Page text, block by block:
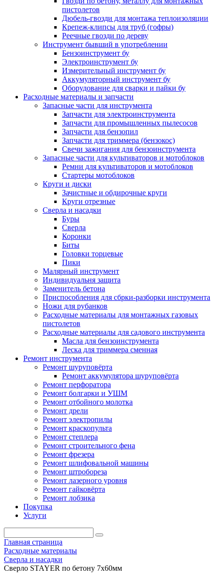
пистолетов
Дюбель-гвозди для монтажа теплоизоляции
Крепеж-клипсы для труб (гофры)
Реечные гвозди по дереву
Инструмент бывший в употреблении
Бензоинструмент бу
Электроинструмент бу
Измерительный инструмент бу
Аккумуляторный инструмент бу
Оборудование для сварки и пайки бу
Расходные материалы и запчасти
Запасные части для инструмента
Запчасти для электроинструмента
Запчасти для промышленных пылесосов
Запчасти для бензопил
Запчасти для триммера (бензокос)
Свечи зажигания для бензоинструмента
Запасные части для культиваторов и мотоблоков
Ремни для культиваторов и мотоблоков
Стартеры мотоблоков
Круги и диски
Зачистные и обдирочные круги
Круги отрезные
Сверла и насадки
Буры
Сверла
Коронки
Биты
Головки торцевые
Пики
Малярный инструмент
Индивидуальня защита
Заменитель бетона
Приспособления для сбрки-разборки инструмента
Ножи для рубанков
Расходные материалы для монтажных газовых
пистолетов
Расходные материалы для садового инструмента
Масла для бензоинструмента
Леска для триммера сменная
Ремонт инструмента
Ремонт шуруповёрта
Ремонт аккумулятора шуруповёрта
Ремонт перфоратора
Ремонт болгарки и УШМ
Ремонт отбойного молотка
Ремонт дрели
Ремонт электропилы
Ремонт краскопульта
Ремонт степлера
Ремонт строительного фена
Ремонт фрезера
Ремонт шлифовальной машины
Ремонт штробореза
Ремонт лазерного уровня
Ремонт гайковёрта
Ремонт лобзика
Покупка
Услуги
Главная страница
Расходные материалы
Сверла и насадки
Сверло STAYER по бетону 7x60мм